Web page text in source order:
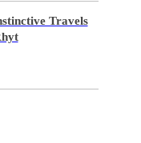
Travels